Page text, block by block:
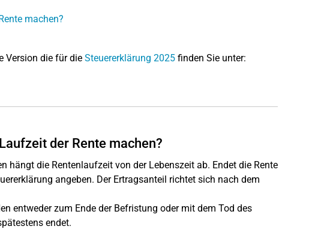
machen?
Version die für die Steuererklärung 2025finden Sie unter:
der Rente machen?
hängt die Rentenlaufzeit von der Lebenszeit ab. Endet die Rente
angeben. Der Ertragsanteil richtet sich nach dem
entweder zum Ende der Befristung oder mit dem Tod des
endet.